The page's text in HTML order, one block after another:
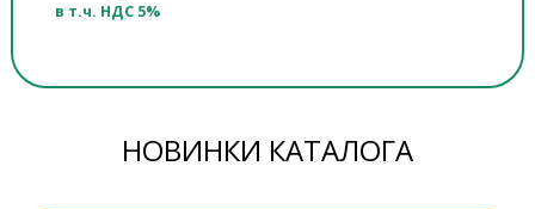
в т.ч. НДС 5%
НОВИНКИ КАТАЛОГА